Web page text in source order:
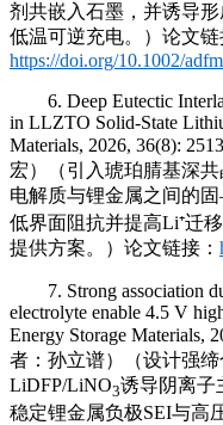
剂共嵌入石墨，并诱导
低温可逆充电。）论文链
https://doi.org/10.1002/
6. Deep Eutectic
in LLZTO Solid-State
Materials, 2026, 36(8):
宏）（引入琥珀腈基深
电解质与锂金属之间的
低界面阻抗并提高Li⁺迁
提供方案。）论文链接：
7. Strong association
electrolyte enable 4.5 V
Energy Storage Materials,
者：孙立谱）（设计强
LiDFP/LiNO3诱导阴离子
稳定锂金属负极SEI与高